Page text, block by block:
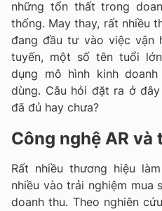
những tổn thất trong
thống. May thay, rất nhiều
đang đầu tư vào việc vận
tuyến, một số tên tuổi
dụng mô hình kinh
dùng. Câu hỏi đặt ra ở
đã đủ hay chưa?
Công nghệ AR
Rất nhiều thương hiệu
nhiều vào trải nghiệm mua
doanh thu. Theo nghiên